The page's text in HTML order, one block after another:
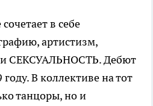
в себе
артистизм,
СЕКСУАЛЬНОСТЬ. Дебют
В коллективе на тот
танцоры, но и